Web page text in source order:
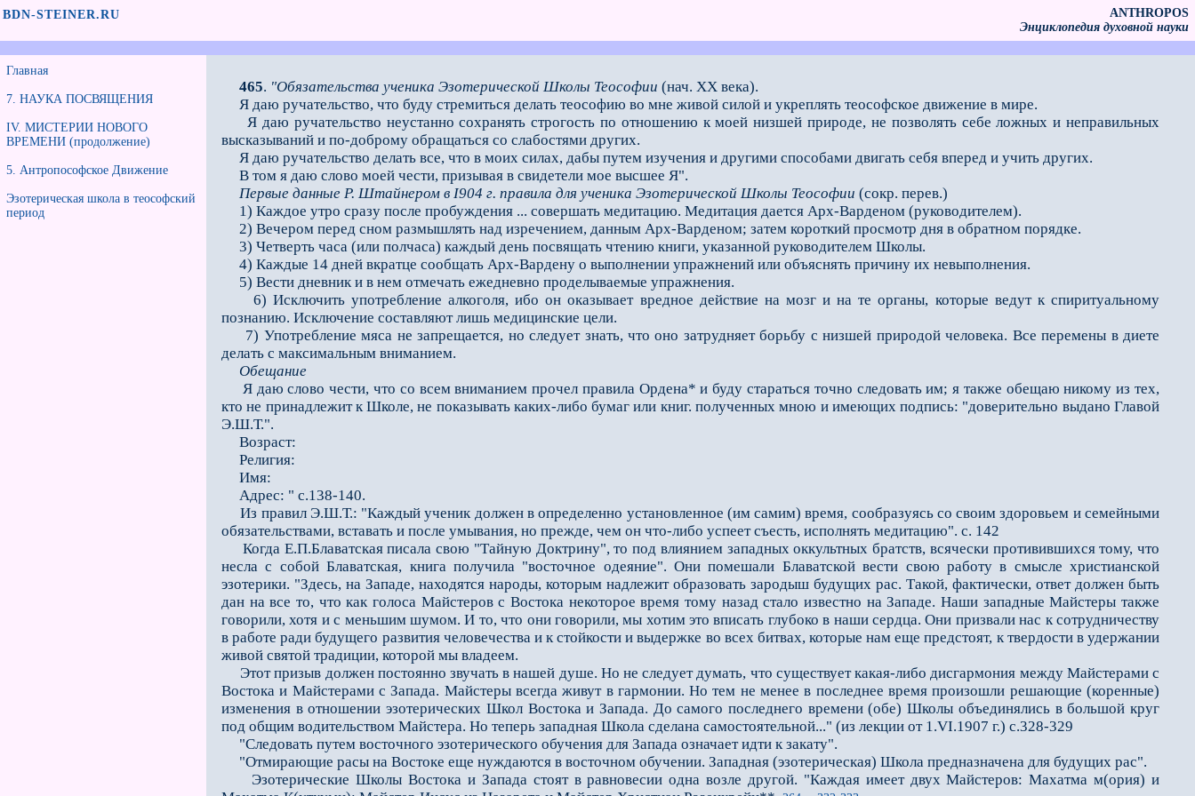
BDN-STEINER.RU
ANTHROPOS
Энциклопедия духовной науки
Главная
7. НАУКА ПОСВЯЩЕНИЯ
IV. МИСТЕРИИ НОВОГО
ВРЕМЕНИ (продолжение)
5. Антропософское Движение
Эзотерическая школа в теософский
период
465. "Обязательства ученика Эзотерической Школы Теософии (нач. XX века).
Я даю ручательство, что буду стремиться делать теософию во мне живой силой и укреплять теософское движение в мире.
Я даю ручательство неустанно сохранять строгость по отношению к моей низшей природе, не позволять себе ложных и неправильных
высказываний и по-доброму обращаться со слабостями других.
Я даю ручательство делать все, что в моих силах, дабы путем изучения и другими способами двигать себя вперед и учить других.
В том я даю слово моей чести, призывая в свидетели мое высшее Я".
Первые данные Р. Штайнером в I904 г. правила для ученика Эзотерической Школы Теософии (сокр. перев.)
1) Каждое утро сразу после пробуждения ... совершать медитацию. Медитация дается Арх-Варденом (руководителем).
2) Вечером перед сном размышлять над изречением, данным Арх-Варденом; затем короткий просмотр дня в обратном порядке.
3) Четверть часа (или полчаса) каждый день посвящать чтению книги, указанной руководителем Школы.
4) Каждые 14 дней вкратце сообщать Арх-Вардену о выполнении упражнений или объяснять причину их не­выполнения.
5) Вести дневник и в нем отмечать ежедневно проделываемые упражнения.
6) Исключить употребление алкоголя, ибо он оказывает вредное действие на мозг и на те органы, которые ведут к спиритуальному
познанию. Исключение составляют лишь медицинские цели.
7) Употребление мяса не запрещается, но следует знать, что оно затрудняет борьбу с низшей природой человека. Все перемены в диете
делать с максимальным вниманием.
Обещание
Я даю слово чести, что со всем вниманием прочел правила Ордена* и буду стараться точно следовать им; я также обещаю никому из тех,
кто не принадлежит к Школе, не показывать каких-либо бумаг или книг. полученных мною и имеющих подпись: "доверительно выдано Главой
Э.Ш.Т.".
Возраст:
Религия:
Имя:
Адрес: " с.138-140.
Из правил Э.Ш.Т.: "Каждый ученик должен в определенно установленное (им самим) время, сообразуясь со своим здоровьем и семейными
обязательствами, вставать и после умывания, но прежде, чем он что-либо успеет съесть, исполнять медитацию". с. 142
Когда Е.П.Блаватская писала свою "Тайную Доктрину", то под влиянием западных оккультных братств, всячески противившихся тому, что
несла с собой Блаватская, книга получила "восточное одеяние". Они помешали Блаватской вести свою работу в смысле христианской
эзотерики. "Здесь, на Западе, находятся на­роды, которым надлежит образовать зародыш будущих рас. Такой, фактически, ответ должен быть
дан на все то, что как голоса Майстеров с Востока некоторое время тому назад стало известно на Западе. Наши западные Майстеры также
говорили, хотя и с меньшим шумом. И то, что они говорили, мы хотим это впи­сать глубоко в наши сердца. Они призвали нас к сотрудничеству
в работе ради будущего развития челове­чества и к стойкости и выдержке во всех битвах, которые нам еще предстоят, к твердости в удержании
живой святой традиции, которой мы владеем.
Этот призыв должен постоянно звучать в нашей душе. Но не следует думать, что существует какая-либо дисгармония между Майстерами с
Востока и Майстерами с Запада. Майстеры всегда живут в гармонии. Но тем не менее в последнее время произошли решающие (коренные)
изменения в отношении эзотерических Школ Востока и Запада. До самого последнего времени (обе) Школы объединялись в большой круг
под об­щим водительством Майстера. Но теперь западная Школа сделана самостоятельной..." (из лекции от 1.VI.1907 г.) с.328-329
"Следовать путем восточного эзотерического обучения для Запада означает идти к закату".
"Отмирающие расы на Востоке еще нуждаются в восточном обучении. Западная (эзотерическая) Школа предназначена для будущих рас".
Эзотерические Школы Востока и Запада стоят в равновесии одна возле другой. "Каждая имеет двух Майстеров: Махатма м(ория) и